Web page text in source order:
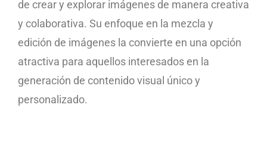
de crear y explorar imágenes de manera creativa
y colaborativa. Su enfoque en la mezcla y
edición de imágenes la convierte en una opción
atractiva para aquellos interesados en la
generación de contenido visual único y
personalizado.